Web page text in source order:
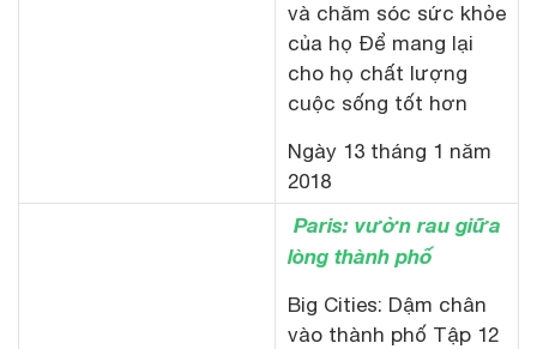
và chăm sóc sức khỏe
của họ Để mang lại
cho họ chất lượng
cuộc sống tốt hơn
Ngày 13 tháng 1 năm
2018
Paris: vườn rau giữa
lòng thành phố
Big Cities: Dậm chân
vào thành phố Tập 12